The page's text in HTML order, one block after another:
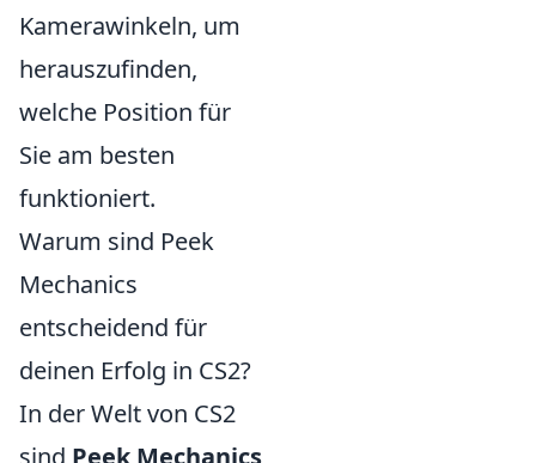
Kamerawinkeln, um
herauszufinden,
welche Position für
Sie am besten
funktioniert.
Warum sind Peek
Mechanics
entscheidend für
deinen Erfolg in CS2?
In der Welt von CS2
sind Peek Mechanics